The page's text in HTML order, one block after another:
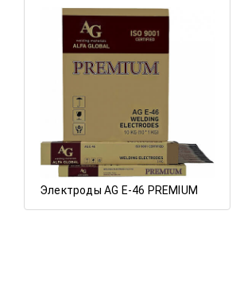
Электроды AG E-46 PREMIUM